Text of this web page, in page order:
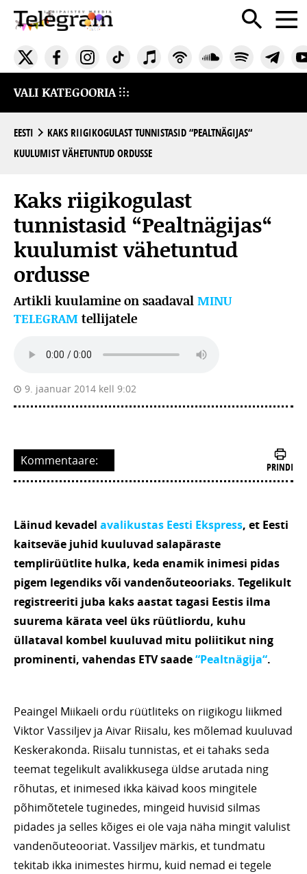
VALI KATEGOORIA
EESTI
KAKS RIIGIKOGULAST TUNNISTASID “PEALTNÄGIJAS“
KUULUMIST VÄHETUNTUD ORDUSSE
Kaks riigikogulast
tunnistasid “Pealtnägijas“
kuulumist vähetuntud
ordusse
Artikli kuulamine on saadaval MINU
TELEGRAM tellijatele
9. jaanuar 2014 kell 9:02
Kommentaare: PRINDI
Läinud kevadel avalikustas Eesti Ekspress, et Eesti
kaitseväe juhid kuuluvad salapäraste
templirüütlite hulka, keda enamik inimesi pidas
pigem legendiks või vandenõuteooriaks. Tegelikult
registreeriti juba kaks aastat tagasi Eestis ilma
suurema kärata veel üks rüütliordu, kuhu
üllataval kombel kuuluvad mitu poliitikut ning
prominenti, vahendas ETV saade“Pealtnägija“.
Peaingel Miikaeli ordu rüütliteks on riigikogu liikmed
Viktor Vassiljev ja Aivar Riisalu, kes mõlemad kuuluvad
Keskerakonda. Riisalu tunnistas, et ei tahaks seda
teemat tegelikult avalikkusega üldse arutada ning
rõhutas, et inimesed ikka käivad koos mingitele
põhimõtetele tuginedes, mingeid huvisid silmas
pidades ja selles kõiges ei ole vaja näha mingit valulist
vandenõuteooriat. Vassiljev märkis, et tundmatu
tekitab ikka inimestes hirmu, kuid nemad ei tegele